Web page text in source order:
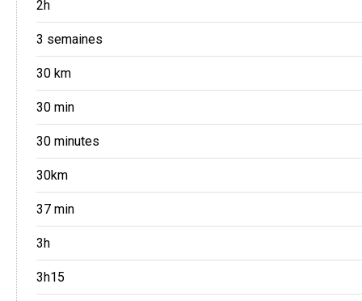
2h
3 semaines
30 km
30 min
30 minutes
30km
37 min
3h
3h15